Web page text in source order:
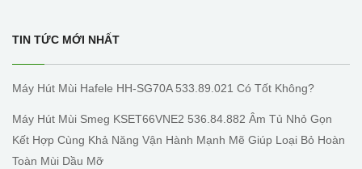
TIN TỨC MỚI NHẤT
Máy Hút Mùi Hafele HH-SG70A 533.89.021 Có Tốt Không?
Máy Hút Mùi Smeg KSET66VNE2 536.84.882 Âm Tủ Nhỏ Gọn
Kết Hợp Cùng Khả Năng Vận Hành Mạnh Mẽ Giúp Loại Bỏ Hoàn
Toàn Mùi Dầu Mỡ